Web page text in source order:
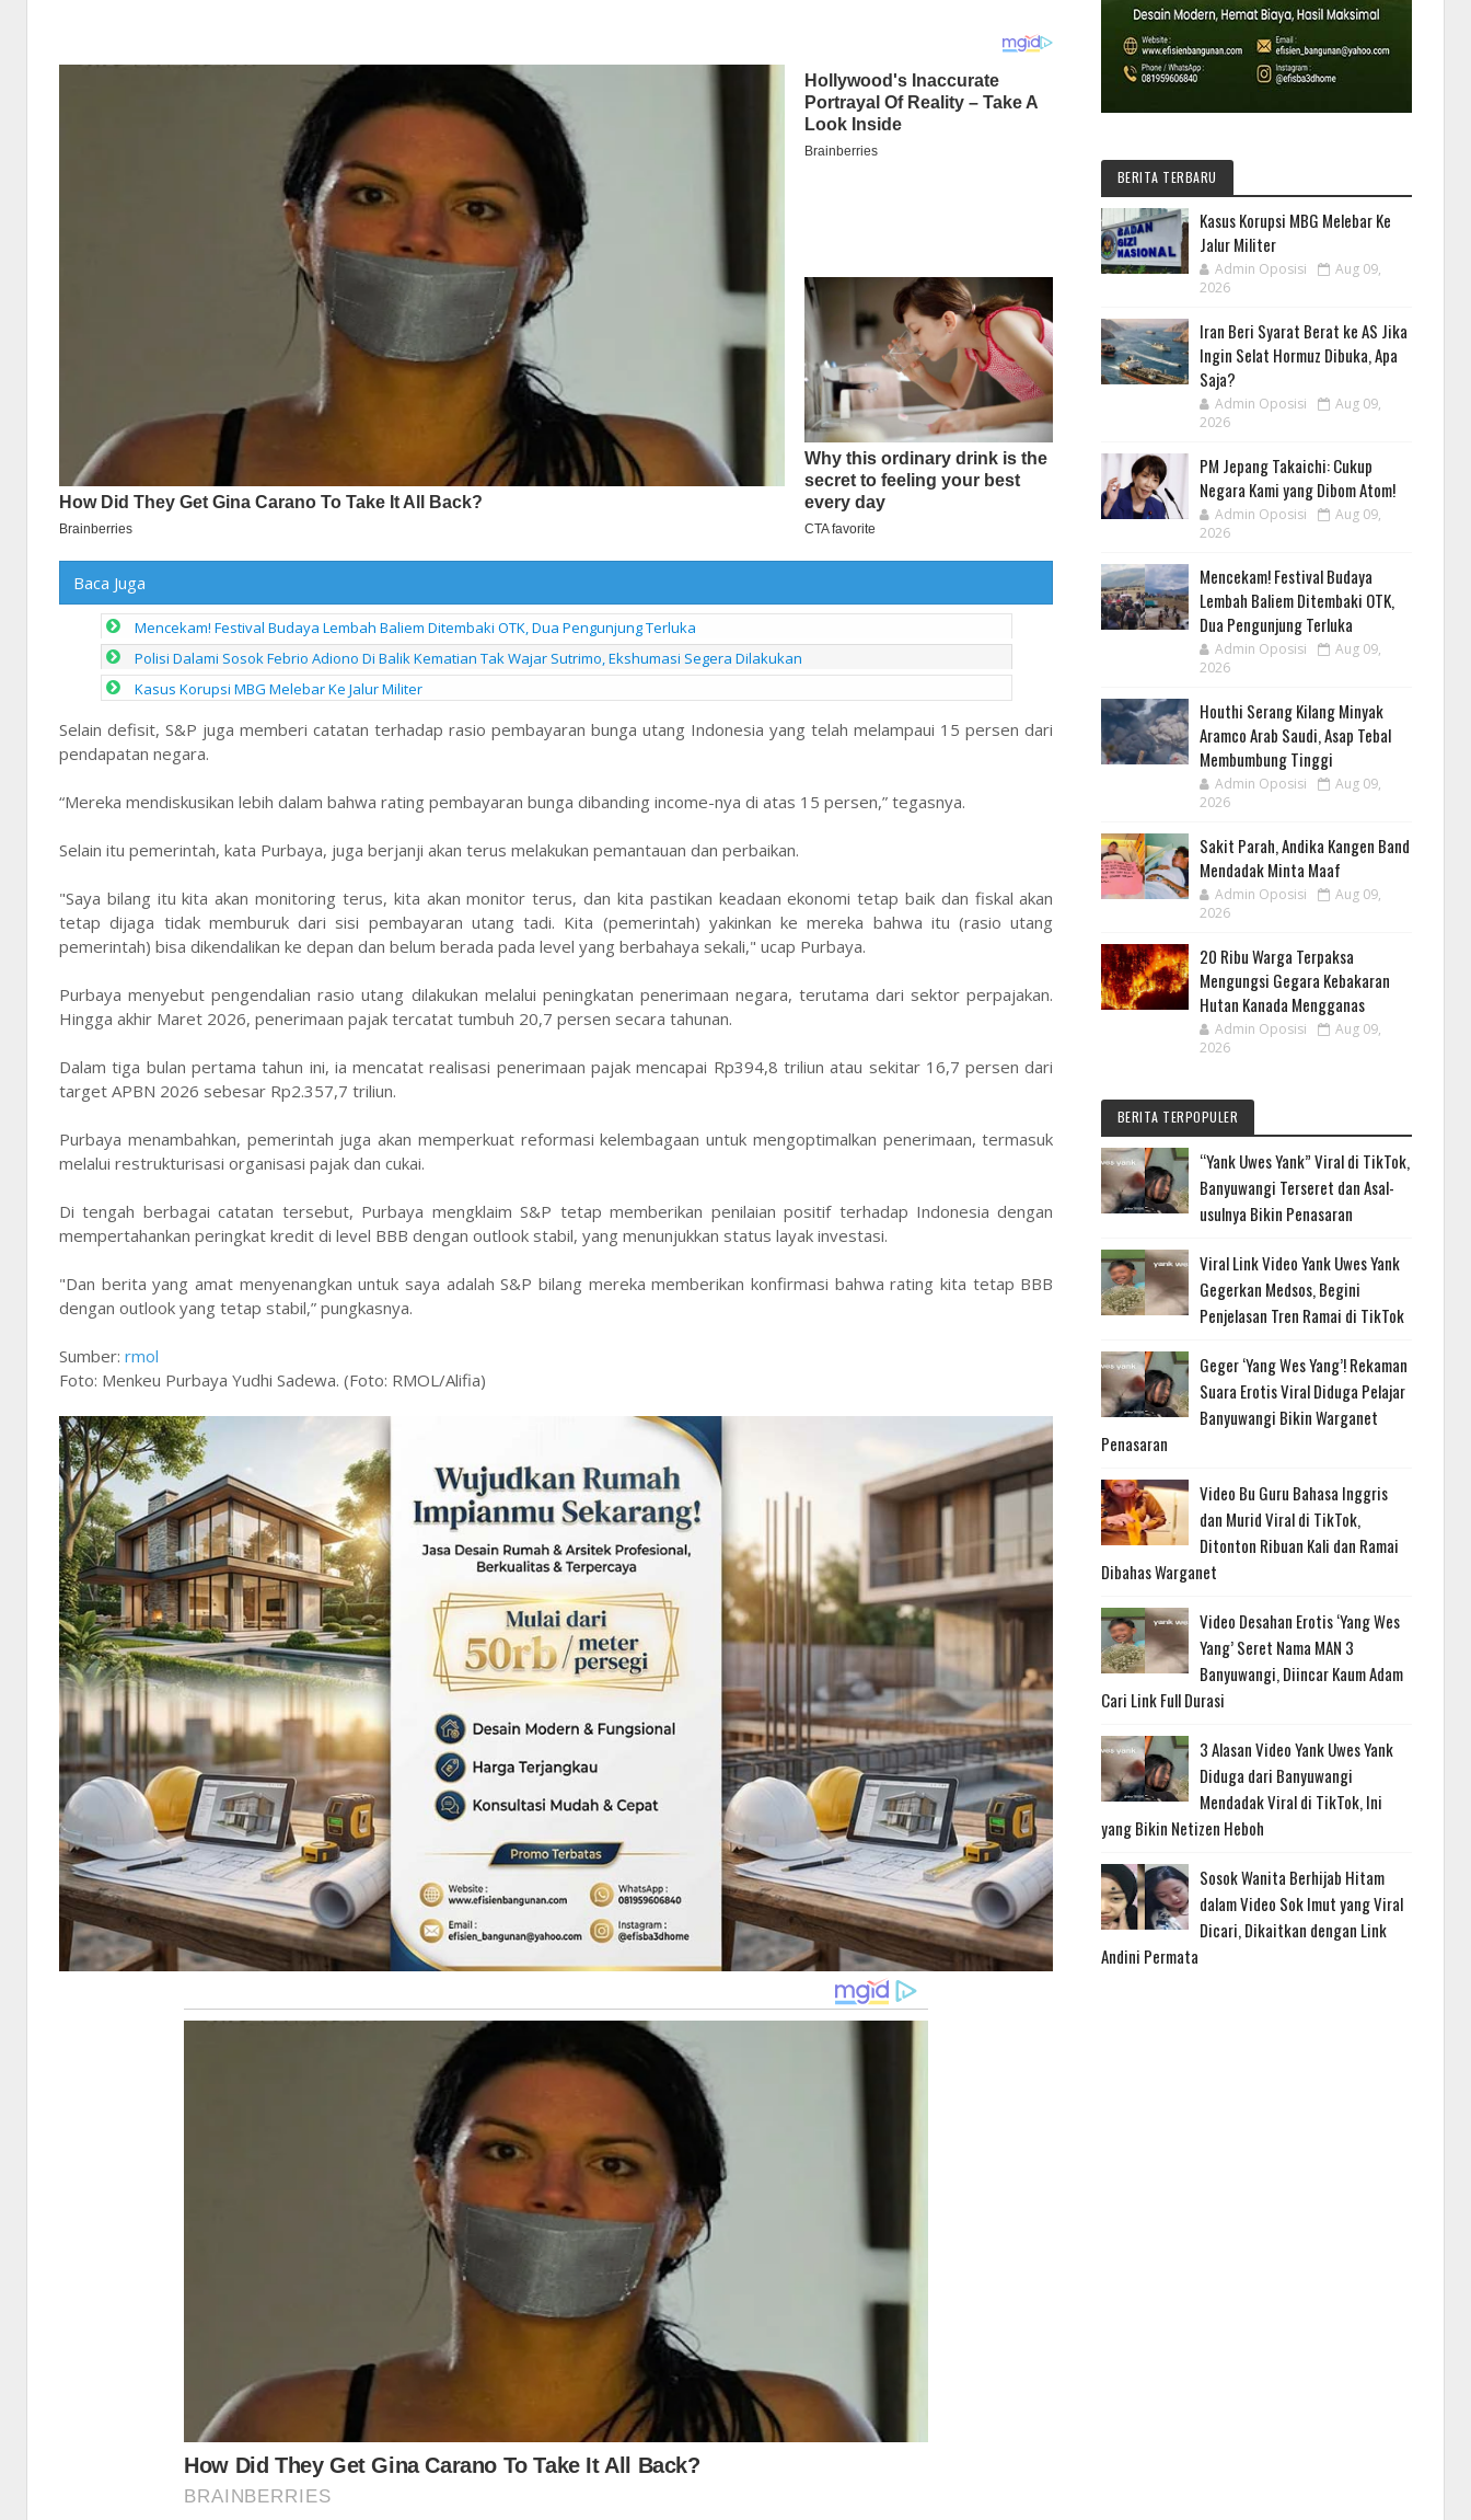
Baca Juga
Mencekam! Festival Budaya Lembah Baliem Ditembaki OTK, Dua Pengunjung Terluka
Polisi Dalami Sosok Febrio Adiono Di Balik Kematian Tak Wajar Sutrimo, Ekshumasi Segera Dilakukan
Kasus Korupsi MBG Melebar Ke Jalur Militer
Selain defisit, S&P juga memberi catatan terhadap rasio pembayaran bunga utang Indonesia yang telah melampaui 15 persen dari
pendapatan negara.
“Mereka mendiskusikan lebih dalam bahwa rating pembayaran bunga dibanding income-nya di atas 15 persen,” tegasnya.
Selain itu pemerintah, kata Purbaya, juga berjanji akan terus melakukan pemantauan dan perbaikan.
"Saya bilang itu kita akan monitoring terus, kita akan monitor terus, dan kita pastikan keadaan ekonomi tetap baik dan fiskal akan
tetap dijaga tidak memburuk dari sisi pembayaran utang tadi. Kita (pemerintah) yakinkan ke mereka bahwa itu (rasio utang
pemerintah) bisa dikendalikan ke depan dan belum berada pada level yang berbahaya sekali," ucap Purbaya.
Purbaya menyebut pengendalian rasio utang dilakukan melalui peningkatan penerimaan negara, terutama dari sektor perpajakan.
Hingga akhir Maret 2026, penerimaan pajak tercatat tumbuh 20,7 persen secara tahunan.
Dalam tiga bulan pertama tahun ini, ia mencatat realisasi penerimaan pajak mencapai Rp394,8 triliun atau sekitar 16,7 persen dari
target APBN 2026 sebesar Rp2.357,7 triliun.
Purbaya menambahkan, pemerintah juga akan memperkuat reformasi kelembagaan untuk mengoptimalkan penerimaan, termasuk
melalui restrukturisasi organisasi pajak dan cukai.
Di tengah berbagai catatan tersebut, Purbaya mengklaim S&P tetap memberikan penilaian positif terhadap Indonesia dengan
mempertahankan peringkat kredit di level BBB dengan outlook stabil, yang menunjukkan status layak investasi.
"Dan berita yang amat menyenangkan untuk saya adalah S&P bilang mereka memberikan konfirmasi bahwa rating kita tetap BBB
dengan outlook yang tetap stabil,” pungkasnya.
Sumber: rmol
Foto: Menkeu Purbaya Yudhi Sadewa. (Foto: RMOL/Alifia)
BERITA TERBARU
Kasus Korupsi MBG Melebar Ke
Jalur Militer
Admin Oposisi
Aug 09,
2026
Iran Beri Syarat Berat ke AS Jika
Ingin Selat Hormuz Dibuka, Apa
Saja?
Admin Oposisi
Aug 09,
2026
PM Jepang Takaichi: Cukup
Negara Kami yang Dibom Atom!
Admin Oposisi
Aug 09,
2026
Mencekam! Festival Budaya
Lembah Baliem Ditembaki OTK,
Dua Pengunjung Terluka
Admin Oposisi
Aug 09,
2026
Houthi Serang Kilang Minyak
Aramco Arab Saudi, Asap Tebal
Membumbung Tinggi
Admin Oposisi
Aug 09,
2026
Sakit Parah, Andika Kangen Band
Mendadak Minta Maaf
Admin Oposisi
Aug 09,
2026
20 Ribu Warga Terpaksa
Mengungsi Gegara Kebakaran
Hutan Kanada Mengganas
Admin Oposisi
Aug 09,
2026
BERITA TERPOPULER
“Yank Uwes Yank” Viral di TikTok,
Banyuwangi Terseret dan Asal-
usulnya Bikin Penasaran
Viral Link Video Yank Uwes Yank
Gegerkan Medsos, Begini
Penjelasan Tren Ramai di TikTok
Geger ‘Yang Wes Yang’! Rekaman
Suara Erotis Viral Diduga Pelajar
Banyuwangi Bikin Warganet
Penasaran
Video Bu Guru Bahasa Inggris
dan Murid Viral di TikTok,
Ditonton Ribuan Kali dan Ramai
Dibahas Warganet
Video Desahan Erotis ‘Yang Wes
Yang’ Seret Nama MAN 3
Banyuwangi, Diincar Kaum Adam
Cari Link Full Durasi
3 Alasan Video Yank Uwes Yank
Diduga dari Banyuwangi
Mendadak Viral di TikTok, Ini
yang Bikin Netizen Heboh
Sosok Wanita Berhijab Hitam
dalam Video Sok Imut yang Viral
Dicari, Dikaitkan dengan Link
Andini Permata